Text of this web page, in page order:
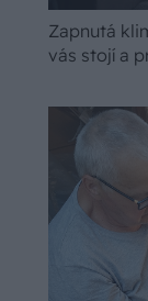
Zapnutá
vás stojí a